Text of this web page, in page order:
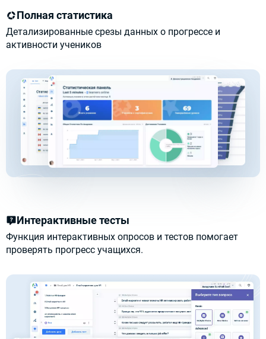
Полная статистика
Детализированные срезы данных о прогрессе и
активности учеников
Интерактивные тесты
Функция интерактивных опросов и тестов помогает
проверять прогресс учащихся.